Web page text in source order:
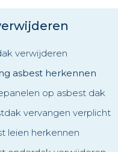
verwijderen
asbest herkennen
op asbest dak
vervangen verplicht
leien herkennen